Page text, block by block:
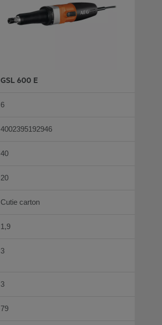
GSL 600 E
6
4002395192946
40
20
Cutie carton
1,9
3
3
79